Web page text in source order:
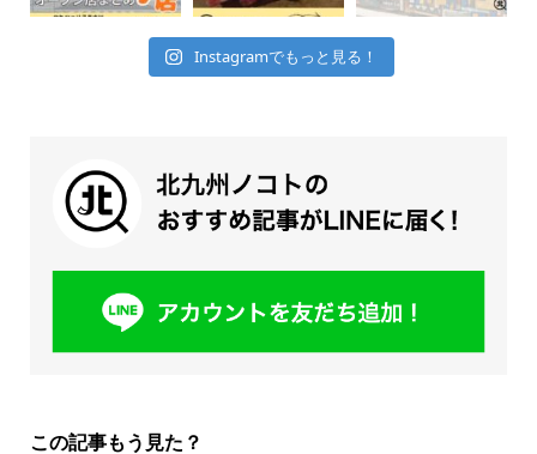
Instagramでもっと見る！
この記事もう見た？